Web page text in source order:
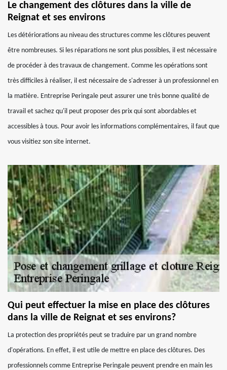
Le changement des clôtures dans la ville de
Reignat et ses environs
Les détériorations au niveau des structures comme les clôtures peuvent
être nombreuses. Si les réparations ne sont plus possibles, il est nécessaire
de procéder à des travaux de changement. Comme les opérations sont
très difficiles à réaliser, il est nécessaire de s'adresser à un professionnel en
la matière. Entreprise Peringale peut assurer une très bonne qualité de
travail et sachez qu'il peut proposer des prix qui sont abordables et
accessibles à tous. Pour avoir les informations complémentaires, il faut que
vous visitiez son site internet.
Qui peut effectuer la mise en place des clôtures
dans la ville de Reignat et ses environs?
La protection des propriétés peut se traduire par un grand nombre
d'opérations. En effet, il est utile de mettre en place des clôtures. Des
professionnels comme Entreprise Peringale peuvent prendre en main les